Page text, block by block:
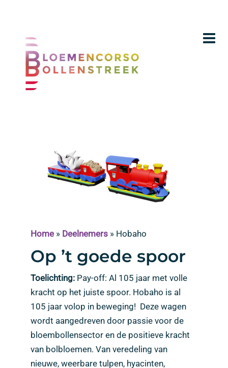
Home » Deelnemers » Hobaho
Op ’t goede spoor
Toelichting: Pay-off: Al 105 jaar met volle
kracht op het juiste spoor. Hobaho is al
105 jaar volop in beweging! Deze wagen
wordt aangedreven door passie voor de
bloembollensector en de positieve kracht
van bolbloemen. Van veredeling van
nieuwe, weerbare tulpen, hyacinten,